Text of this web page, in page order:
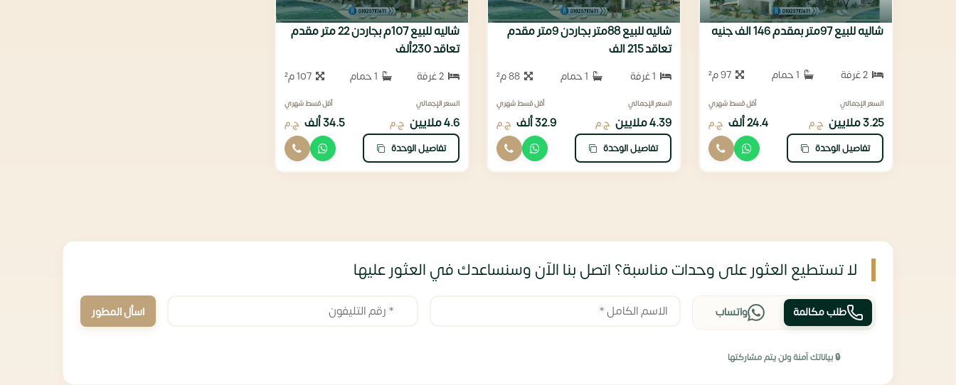
شاليه للبيع 97متر بمقدم 146 الف جنيه
97 م²
السعر الإجمالي
3.25 ملايين ج.م
أقل قسط شهري
24.4 ألف ج.م
تفاصيل الوحدة
شاليه للبيع 88متر بجاردن 9متر مقدم
تعاقد 215 الف
88 م²
السعر الإجمالي
4.39 ملايين ج.م
أقل قسط شهري
32.9 ألف ج.م
تفاصيل الوحدة
شاليه للبيع 107م بجاردن 22 متر مقدم
تعاقد 230ألف
107 م²
السعر الإجمالي
4.6 ملايين ج.م
أقل قسط شهري
34.5 ألف ج.م
تفاصيل الوحدة
لا تستطيع العثور على وحدات مناسبة؟ اتصل بنا الآن وسنساعدك في العثور عليها
طلب مكالمة واتساب اسأل المطور
🔒 بياناتك آمنة ولن يتم مشاركتها